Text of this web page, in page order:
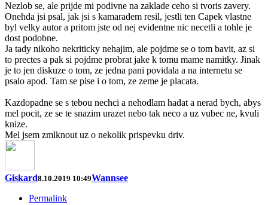
Nezlob se, ale prijde mi podivne na zaklade ceho si tvoris zavery.
Onehda jsi psal, jak jsi s kamaradem resil, jestli ten Capek vlastne
byl velky autor a pritom jste od nej evidentne nic necetli a tohle je
dost podobne.
Ja tady nikoho nekriticky nehajim, ale pojdme se o tom bavit, az si
to prectes a pak si pojdme probrat jake k tomu mame namitky. Jinak
je to jen diskuze o tom, ze jedna pani povidala a na internetu se
psalo apod. Tam se pise i o tom, ze zeme je placata.
Kazdopadne se s tebou nechci a nehodlam hadat a nerad bych, abys
mel pocit, ze se te snazim urazet nebo tak neco a uz vubec ne, kvuli
knize.
Mel jsem zmlknout uz o nekolik prispevku driv.
Giskard8.10.2019 10:49Wannsee
Permalink